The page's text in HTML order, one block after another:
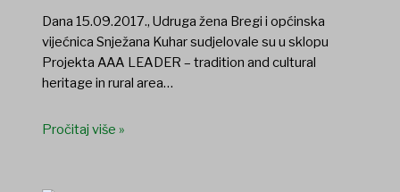
Dana 15.09.2017., Udruga žena Bregi i općinska
vijećnica Snježana Kuhar sudjelovale su u sklopu
Projekta AAA LEADER – tradition and cultural
heritage in rural area…
Pročitaj više »